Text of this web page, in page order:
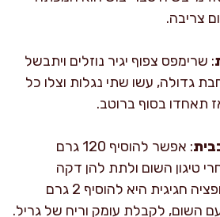
צריבה.
: שרימפס צפוף יגיר נוזלים ויתבשל
גדולה, עשו שתי נגלות וצלו כל
תאחדו בסוף ברוטב.
: אפשר להוסיף 120 גרם
טיגון השום ולתת להן דקה
להתפרק קלות. עוד אופציה חגיגית היא להוסיף 2 גרם
השום, לקבלת עומק וריח של גריל.